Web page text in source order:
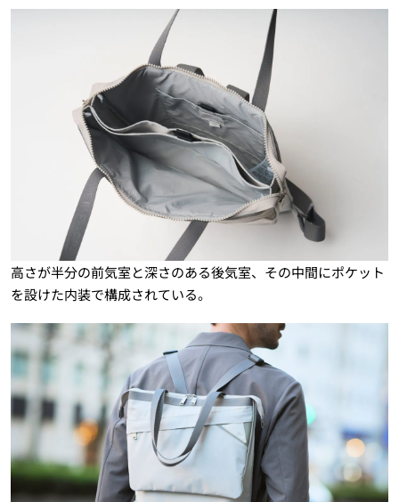
高さが半分の前気室と深さのある後気室、その中間にポケット
を設けた内装で構成されている。